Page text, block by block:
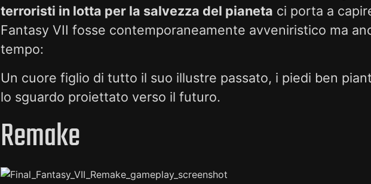
terroristi in lotta per la salvezza del pianeta ci porta a
Fantasy VII fosse contemporaneamente avveniristico ma
tempo:
Un cuore figlio di tutto il suo illustre passato, i piedi ben
lo sguardo proiettato verso il futuro.
Remake